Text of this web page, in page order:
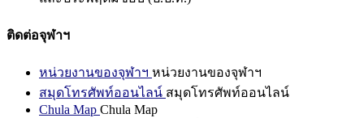
ติดต่อจุฬาฯ
หน่วยงานของจุฬาฯ หน่วยงานของจุฬาฯ
สมุดโทรศัพท์ออนไลน์ สมุดโทรศัพท์ออนไลน์
Chula Map Chula Map